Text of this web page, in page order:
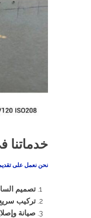
خدماتنا
نحن نعمل على
تصميم
تركيب
صيانة